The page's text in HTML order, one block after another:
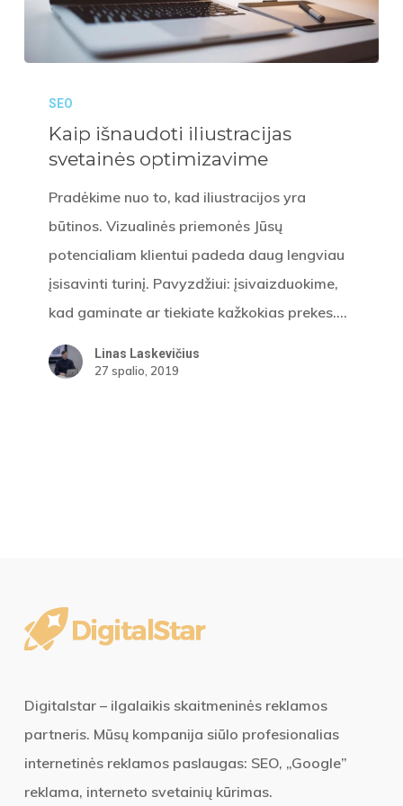
išnaudoti
iliustracijas
svetainės
optimizavime
SEO
Kaip išnaudoti iliustracijas
svetainės optimizavime
Pradėkime nuo to, kad iliustracijos yra
būtinos. Vizualinės priemonės Jūsų
potencialiam klientui padeda daug lengviau
įsisavinti turinį. Pavyzdžiui: įsivaizduokime,
kad gaminate ar tiekiate kažkokias prekes.…
Linas Laskevičius
27 spalio, 2019
Digitalstar – ilgalaikis skaitmeninės reklamos
partneris. Mūsų kompanija siūlo profesionalias
internetinės reklamos paslaugas: SEO, „Google”
reklama, interneto svetainių kūrimas.